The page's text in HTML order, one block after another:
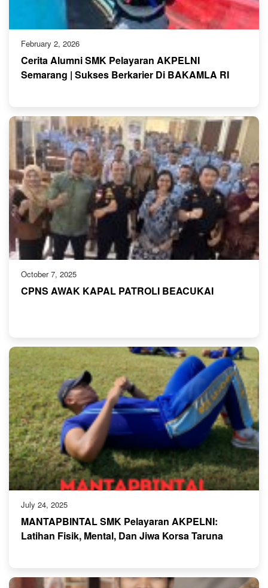
Cerita Alumni SMK Pelayaran AKPELNI
Semarang | Sukses Berkarier Di BAKAMLA RI
February 2, 2026
CPNS AWAK KAPAL PATROLI BEACUKAI
October 7, 2025
MANTAPBINTAL SMK Pelayaran AKPELNI:
Latihan Fisik, Mental, Dan Jiwa Korsa Taruna
July 24, 2025